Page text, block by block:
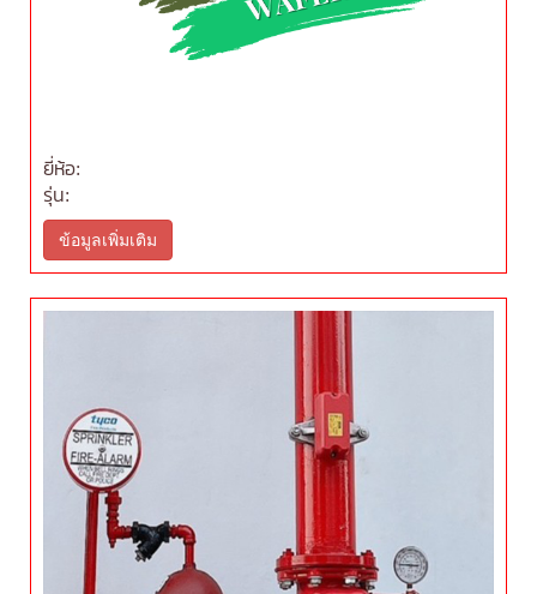
ยี่ห้อ:
รุ่น:
ข้อมูลเพิ่มเติม